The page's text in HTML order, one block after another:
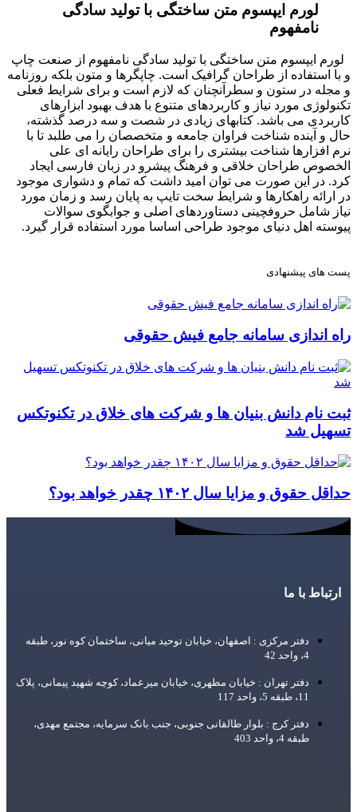
لورم ایپسوم متن ساختگی با تولید سادگی
نامفهوم
لورم ایپسوم متن ساختگی با تولید سادگی نامفهوم از صنعت چاپ
و با استفاده از طراحان گرافیک است. چاپگرها و متون بلکه روزنامه
و مجله در ستون و سطرآنچنان که لازم است و برای شرایط فعلی
تکنولوژی مورد نیاز و کاربردهای متنوع با هدف بهبود ابزارهای
کاربردی می باشد. کتابهای زیادی در شصت و سه درصد گذشته،
حال و آینده شناخت فراوان جامعه و متخصصان را می طلبد تا با
نرم افزارها شناخت بیشتری را برای طراحان رایانه ای علی
الخصوص طراحان خلاقی و فرهنگ پیشرو در زبان فارسی ایجاد
کرد. در این صورت می توان امید داشت که تمام و دشواری موجود
در ارائه راهکارها و شرایط سخت تایپ به پایان رسد و زمان مورد
نیاز شامل حروفچینی دستاوردهای اصلی و جوابگوی سوالات
پیوسته اهل دنیای موجود طراحی اساسا مورد استفاده قرار گیرد.
پست های پیشنهادی
راه اندازی سامانه جامع فیش حقوقی
ثبت نام دانش بنیان ها و شرکت های خلاق در تکنوتکس
تسهیل شد
حداقل حقوق و مزایا سال ۱۴۰۲ چقدر خواهد بود؟
ارتباط با ما
دفتر مرکزی : اصفهان، خیابان توحید میانی، ساختمان کوه نور، طبقه
4، واحد 42
دفتر تهران : خیابان مطهری، خیابان میرعماد، کوچه شهید پیمانی، پلاک
11، طبقه 5، واحد 117
دفتر کرج : بلوار طالقانی جنوبی، جنب بانک سرمایه، مجتمع مهدی،
طبقه 4، واحد 403